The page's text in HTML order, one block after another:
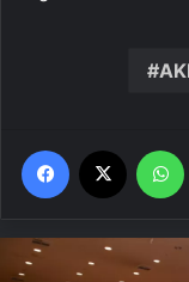
Facebook